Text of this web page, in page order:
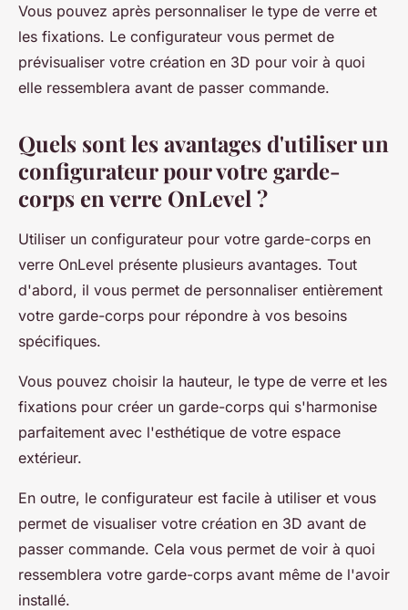
Vous pouvez après personnaliser le type de verre et
les fixations. Le configurateur vous permet de
prévisualiser votre création en 3D pour voir à quoi
elle ressemblera avant de passer commande.
Quels sont les avantages d'utiliser un
configurateur pour votre garde-
corps en verre OnLevel ?
Utiliser un configurateur pour votre garde-corps en
verre OnLevel présente plusieurs avantages. Tout
d'abord, il vous permet de personnaliser entièrement
votre garde-corps pour répondre à vos besoins
spécifiques.
Vous pouvez choisir la hauteur, le type de verre et les
fixations pour créer un garde-corps qui s'harmonise
parfaitement avec l'esthétique de votre espace
extérieur.
En outre, le configurateur est facile à utiliser et vous
permet de visualiser votre création en 3D avant de
passer commande. Cela vous permet de voir à quoi
ressemblera votre garde-corps avant même de l'avoir
installé.